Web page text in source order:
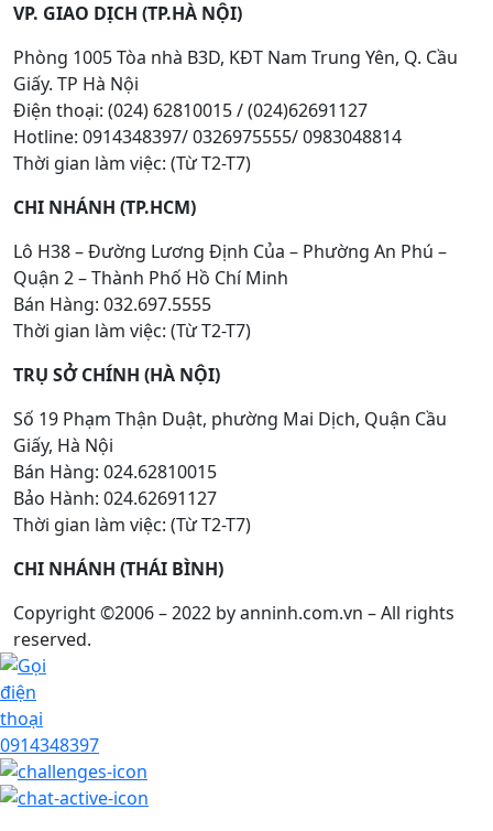
VP. GIAO DỊCH (TP.HÀ NỘI)
Phòng 1005 Tòa nhà B3D, KĐT Nam Trung Yên, Q. Cầu
Giấy. TP Hà Nội
Điện thoại: (024) 62810015 / (024)62691127
Hotline: 0914348397/ 0326975555/ 0983048814
Thời gian làm việc: (Từ T2-T7)
CHI NHÁNH (TP.HCM)
Lô H38 – Đường Lương Định Của – Phường An Phú –
Quận 2 – Thành Phố Hồ Chí Minh
Bán Hàng: 032.697.5555
Thời gian làm việc: (Từ T2-T7)
TRỤ SỞ CHÍNH (HÀ NỘI)
Số 19 Phạm Thận Duật, phường Mai Dịch, Quận Cầu
Giấy, Hà Nội
Bán Hàng: 024.62810015
Bảo Hành: 024.62691127
Thời gian làm việc: (Từ T2-T7)
CHI NHÁNH (THÁI BÌNH)
Copyright ©2006 – 2022 by anninh.com.vn – All rights
reserved.
0914348397